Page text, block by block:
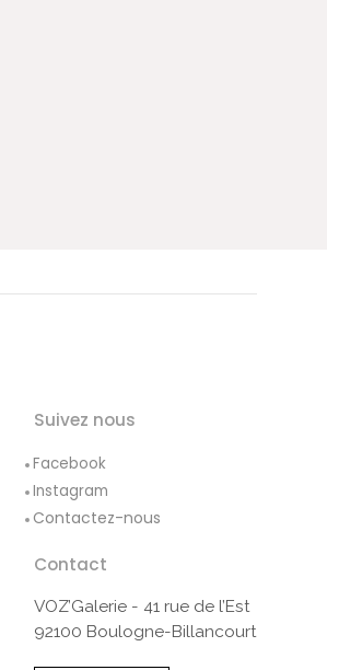
Suivez nous
Facebook
Instagram
Contactez-nous
Contact
VOZ’Galerie - 41 rue de l’Est
92100 Boulogne-Billancourt